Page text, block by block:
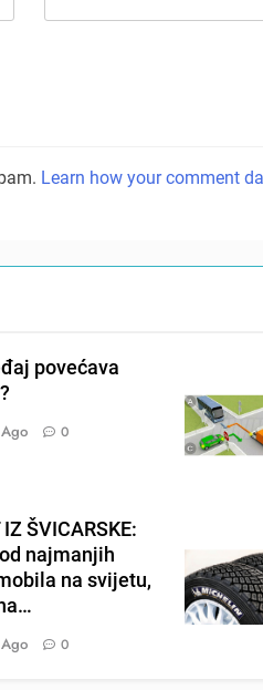
Learn how your comment
povećava
0
ŠVICARSKE:
najmanjih
na svijetu,
0